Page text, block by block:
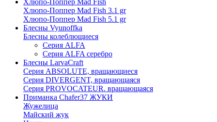
Хлюпо-Поппер Mad Fish
Хлюпо-Поппер Mad Fish 3.1 gr
Хлюпо-Поппер Mad Fish 5.1 gr
Блесны Vyunoffka
Блесны колеблющиеся
Серия ALFA
Серия ALFA серебро
Блесны LarvaCraft
Серия ABSOLUTE, вращающиеся
Серия DIVERGENT, вращающаяся
Серия PROVOCATEUR. вращающаяся
Приманка Chafer37 ЖУКИ
Жужелица
Майский жук